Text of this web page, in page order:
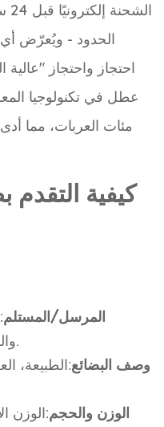
الحدود - ويُعرّض
عطل في تكنولوجيا
مئات العربات، مما
كيفية
المرسل/المستلم
والعناوين وتفاصيل الاتصال.
وصف البضائع:الطبيعة،
الوزن والحجم:الوزن